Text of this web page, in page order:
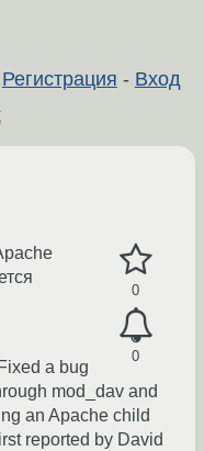
Регистрация - Вход
0
0
a bug
mod_dav and
an Apache child
reported by David